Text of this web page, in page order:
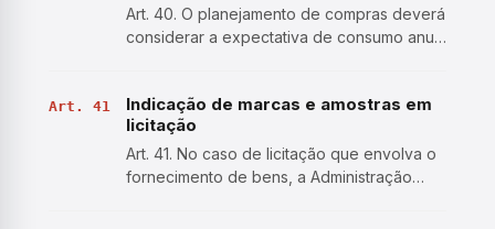
fixada em percentual …
Art. 40. O planejamento de compras deverá
considerar a expectativa de consumo anual
setor privado; II - processamento por meio
de sistema de…
Art. 41
Indicação de marcas e amostras em
licitação
Art. 41. No caso de licitação que envolva o
fornecimento de bens, a Administração